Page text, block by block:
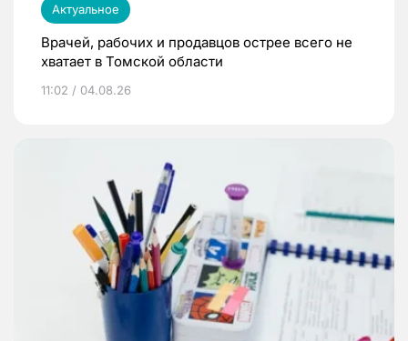
Актуальное
Врачей, рабочих и продавцов острее всего не
хватает в Томской области
11:02 / 04.08.26